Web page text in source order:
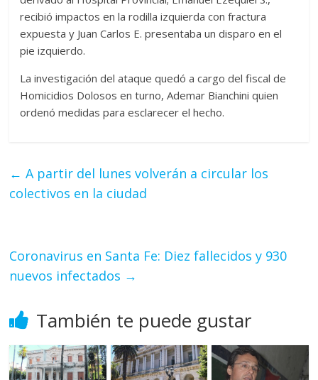
recibió impactos en la rodilla izquierda con fractura
expuesta y Juan Carlos E. presentaba un disparo en el
pie izquierdo.
La investigación del ataque quedó a cargo del fiscal de
Homicidios Dolosos en turno, Ademar Bianchini quien
ordenó medidas para esclarecer el hecho.
← A partir del lunes volverán a circular los
colectivos en la ciudad
Coronavirus en Santa Fe: Diez fallecidos y 930
nuevos infectados →
También te puede gustar